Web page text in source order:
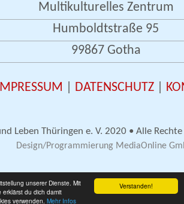
Verstanden!
unserer Dienste. Mit
du dich damit
verwenden. Mehr Infos
Multikulturelles Zentrum
Humboldtstraße 95
99867 Gotha
DATENSCHUTZ
Leben Thüringen e. V. 2020 • Alle
Design/Programmierung MediaOnline